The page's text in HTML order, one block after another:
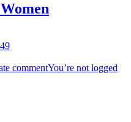
commentYou’re not logged